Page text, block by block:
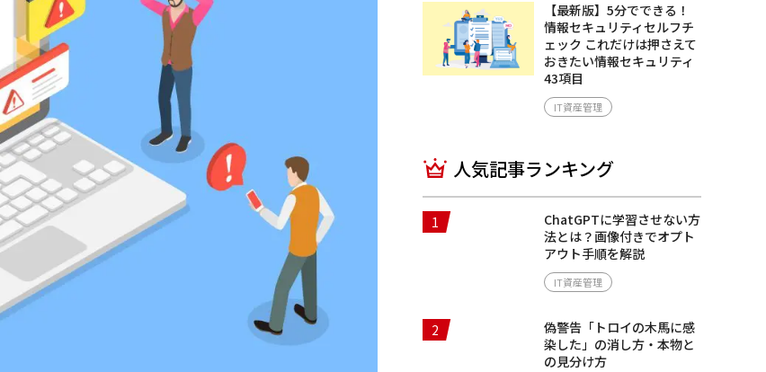
【最新版】5分でできる！
情報セキュリティセルフチ
ェック これだけは押さえて
おきたい情報セキュリティ
43項目
IT資産管理
人気記事ランキング
1
ChatGPTに学習させない方
法とは？画像付きでオプト
アウト手順を解説
IT資産管理
2
偽警告「トロイの木馬に感
染した」の消し方・本物と
の見分け方